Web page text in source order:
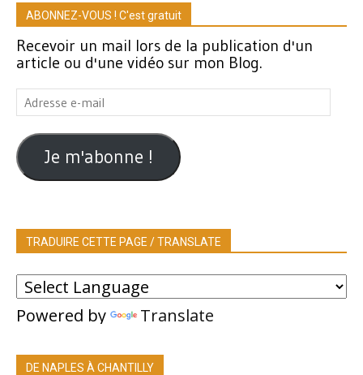
ABONNEZ-VOUS ! C'est gratuit
Recevoir un mail lors de la publication d'un
article ou d'une vidéo sur mon Blog.
Adresse
e-
mail
Je m'abonne !
TRADUIRE CETTE PAGE / TRANSLATE
Powered by Translate
DE NAPLES À CHANTILLY